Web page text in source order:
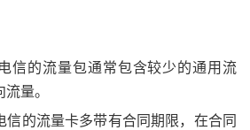
信的流量包通常包含较少的通用流
量。
信的流量卡多带有合同期限，在合同